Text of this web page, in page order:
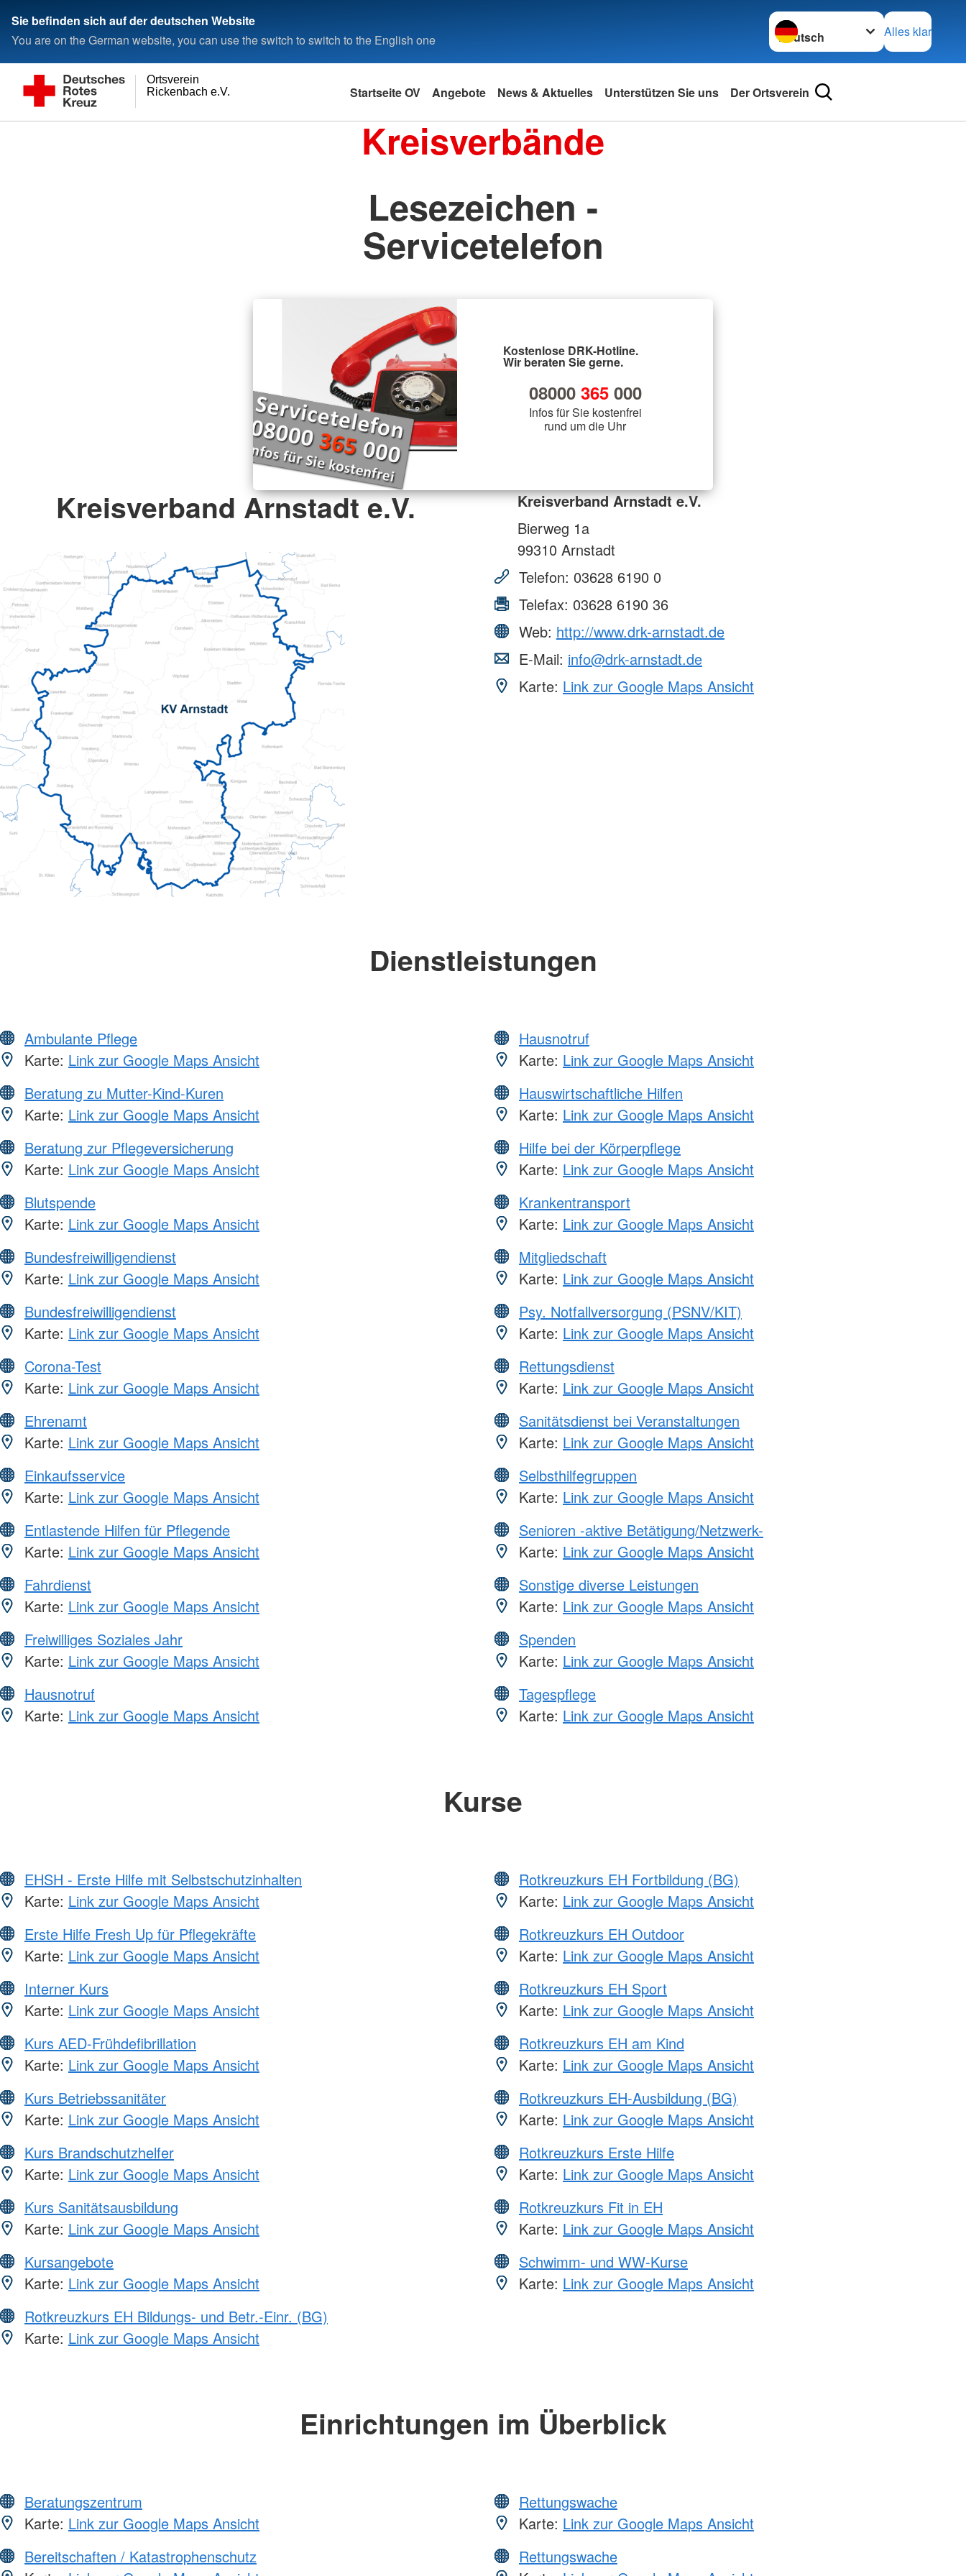
Sie befinden sich auf der deutschen Website
You are on the German website, you can use the switch to switch to the English one
Sprache wechseln zu
Alles klar
Rickenbach e.V.
Ortsverein
Startseite OV Angebote News & Aktuelles Unterstützen Sie uns Der Ortsverein
Kreisverbände
Lesezeichen -
Servicetelefon
Kostenlose DRK-Hotline.
Wir beraten Sie gerne.
08000 365000
Infos für Sie kostenfrei
rund um die Uhr
Kreisverband Arnstadt e.V.
Kreisverband Arnstadt e.V.
Bierweg 1a
99310 Arnstadt
Telefon: 03628 6190 0
Telefax: 03628 6190 36
Web: http://www.drk-arnstadt.de
E-Mail: info@drk-arnstadt.de
Karte: Link zur Google Maps Ansicht
Dienstleistungen
Ambulante Pflege
Karte: Link zur Google Maps Ansicht
Beratung zu Mutter-Kind-Kuren
Karte: Link zur Google Maps Ansicht
Beratung zur Pflegeversicherung
Karte: Link zur Google Maps Ansicht
Blutspende
Karte: Link zur Google Maps Ansicht
Bundesfreiwilligendienst
Karte: Link zur Google Maps Ansicht
Bundesfreiwilligendienst
Karte: Link zur Google Maps Ansicht
Corona-Test
Karte: Link zur Google Maps Ansicht
Ehrenamt
Karte: Link zur Google Maps Ansicht
Einkaufsservice
Karte: Link zur Google Maps Ansicht
Entlastende Hilfen für Pflegende
Karte: Link zur Google Maps Ansicht
Fahrdienst
Karte: Link zur Google Maps Ansicht
Freiwilliges Soziales Jahr
Karte: Link zur Google Maps Ansicht
Hausnotruf
Karte: Link zur Google Maps Ansicht
Hausnotruf
Karte: Link zur Google Maps Ansicht
Hauswirtschaftliche Hilfen
Karte: Link zur Google Maps Ansicht
Hilfe bei der Körperpflege
Karte: Link zur Google Maps Ansicht
Krankentransport
Karte: Link zur Google Maps Ansicht
Mitgliedschaft
Karte: Link zur Google Maps Ansicht
Psy. Notfallversorgung (PSNV/KIT)
Karte: Link zur Google Maps Ansicht
Rettungsdienst
Karte: Link zur Google Maps Ansicht
Sanitätsdienst bei Veranstaltungen
Karte: Link zur Google Maps Ansicht
Selbsthilfegruppen
Karte: Link zur Google Maps Ansicht
Senioren -aktive Betätigung/Netzwerk-
Karte: Link zur Google Maps Ansicht
Sonstige diverse Leistungen
Karte: Link zur Google Maps Ansicht
Spenden
Karte: Link zur Google Maps Ansicht
Tagespflege
Karte: Link zur Google Maps Ansicht
Kurse
EHSH - Erste Hilfe mit Selbstschutzinhalten
Karte: Link zur Google Maps Ansicht
Erste Hilfe Fresh Up für Pflegekräfte
Karte: Link zur Google Maps Ansicht
Interner Kurs
Karte: Link zur Google Maps Ansicht
Kurs AED-Frühdefibrillation
Karte: Link zur Google Maps Ansicht
Kurs Betriebssanitäter
Karte: Link zur Google Maps Ansicht
Kurs Brandschutzhelfer
Karte: Link zur Google Maps Ansicht
Kurs Sanitätsausbildung
Karte: Link zur Google Maps Ansicht
Kursangebote
Karte: Link zur Google Maps Ansicht
Rotkreuzkurs EH Bildungs- und Betr.-Einr. (BG)
Karte: Link zur Google Maps Ansicht
Rotkreuzkurs EH Fortbildung (BG)
Karte: Link zur Google Maps Ansicht
Rotkreuzkurs EH Outdoor
Karte: Link zur Google Maps Ansicht
Rotkreuzkurs EH Sport
Karte: Link zur Google Maps Ansicht
Rotkreuzkurs EH am Kind
Karte: Link zur Google Maps Ansicht
Rotkreuzkurs EH-Ausbildung (BG)
Karte: Link zur Google Maps Ansicht
Rotkreuzkurs Erste Hilfe
Karte: Link zur Google Maps Ansicht
Rotkreuzkurs Fit in EH
Karte: Link zur Google Maps Ansicht
Schwimm- und WW-Kurse
Karte: Link zur Google Maps Ansicht
Einrichtungen im Überblick
Beratungszentrum
Karte: Link zur Google Maps Ansicht
Bereitschaften / Katastrophenschutz
Rettungswache
Karte: Link zur Google Maps Ansicht
Rettungswache